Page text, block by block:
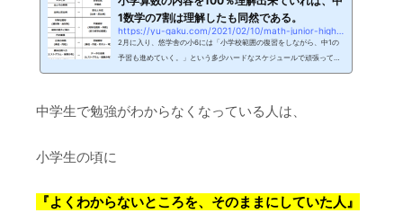
1数学の7割は理解したも同然である。
2月に入り、悠学舎の小6には「小学校範囲の復習をしながら、中1の
予習も進めていく。」という多少ハードなスケジュールで頑張っても
らっている。悠学舎の小学...
中学生で勉強がわからなくなっている人は、
小学生の頃に
『よくわからないところを、そのままにしていた人』